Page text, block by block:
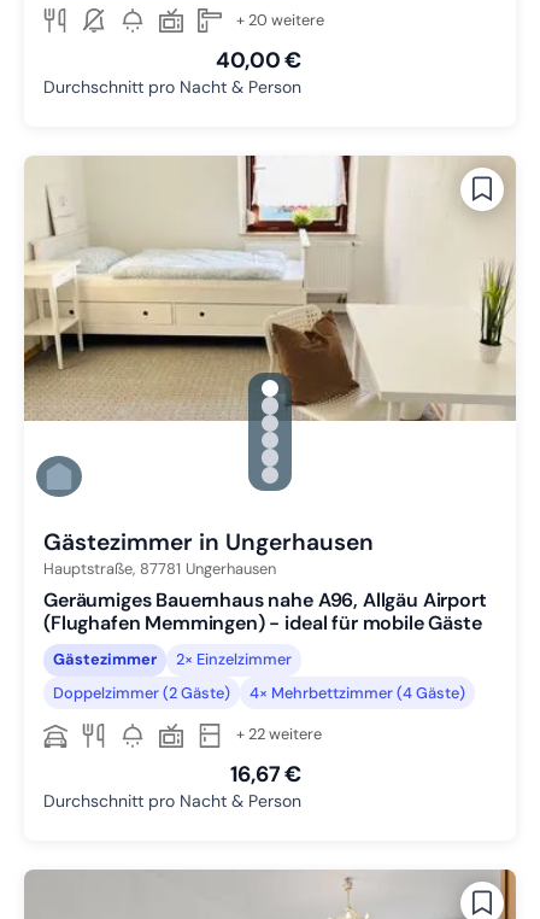
+ 20 weitere
40,00 €
Durchschnitt pro Nacht & Person
gallery.slide_selector
Zu Slide 1 wechseln
Zu Slide 2 wechseln
Zu Slide 3 wechseln
Zu Slide 4 wechseln
Zu Slide 5 wechseln
Zu Slide 6 wechseln
Gästezimmer in Ungerhausen
Hauptstraße, 87781 Ungerhausen
Geräumiges Bauernhaus nahe A96, Allgäu Airport
(Flughafen Memmingen) - ideal für mobile Gäste
Gästezimmer
2× Einzelzimmer
Doppelzimmer (2 Gäste)
4× Mehrbettzimmer (4 Gäste)
+ 22 weitere
16,67 €
Durchschnitt pro Nacht & Person